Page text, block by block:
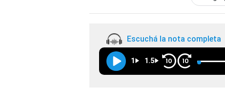
Escuchá la nota completa
1 1.5 10 10